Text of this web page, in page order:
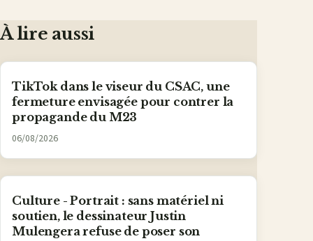
À lire aussi
TikTok dans le viseur du CSAC, une
fermeture envisagée pour contrer la
propagande du M23
06/08/2026
Culture - Portrait : sans matériel ni
soutien, le dessinateur Justin
Mulengera refuse de poser son